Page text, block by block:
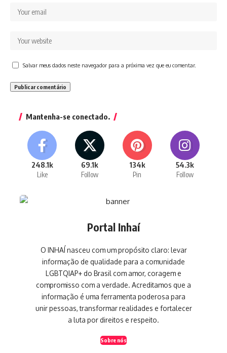
Salvar meus dados neste navegador para a próxima vez que eu comentar.
Mantenha-se conectado.
248.1k
Like
69.1k
Follow
134k
Pin
54.3k
Follow
Portal Inhaí
O INHAÍ nasceu com um propósito claro: levar
informação de qualidade para a comunidade
LGBTQIAP+ do Brasil com amor, coragem e
compromisso com a verdade. Acreditamos que a
informação é uma ferramenta poderosa para
unir pessoas, transformar realidades e fortalecer
a luta por direitos e respeito.
Sobre nós